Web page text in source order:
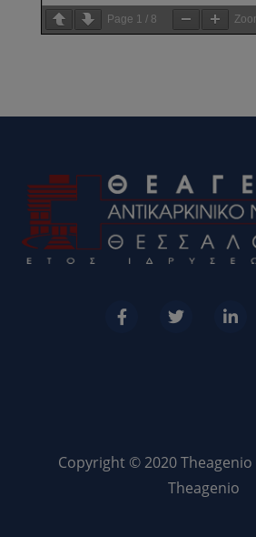
Page 1 / 8
Copyright © 2020
Theagenio